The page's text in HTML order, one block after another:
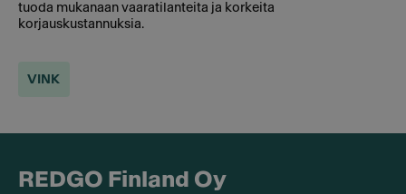
tuoda mukanaan vaaratilanteita ja korkeita
korjauskustannuksia.
VINK
REDGO Finland Oy